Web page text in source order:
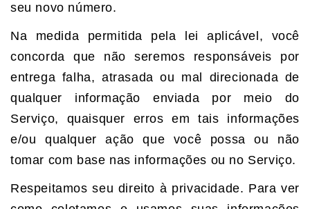
seu novo número.
Na medida permitida pela lei aplicável, você
concorda que não seremos responsáveis ​​por
entrega falha, atrasada ou mal direcionada de
qualquer informação enviada por meio do
Serviço, quaisquer erros em tais informações
e/ou qualquer ação que você possa ou não
tomar com base nas informações ou no Serviço.
Respeitamos seu direito à privacidade. Para ver